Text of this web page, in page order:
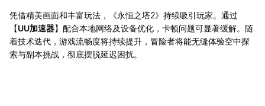
凭借精美画面和丰富玩法，《永恒之塔2》持续吸引玩家。通过
【UU加速器】配合本地网络及设备优化，卡顿问题可显著缓解。随
着技术迭代，游戏流畅度将持续提升，冒险者将能无缝体验空中探
索与副本挑战，彻底摆脱延迟困扰。